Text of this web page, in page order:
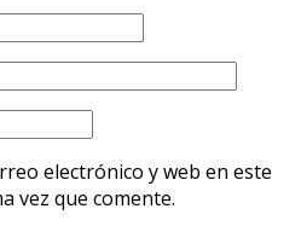
electrónico y web en este
vez que comente.